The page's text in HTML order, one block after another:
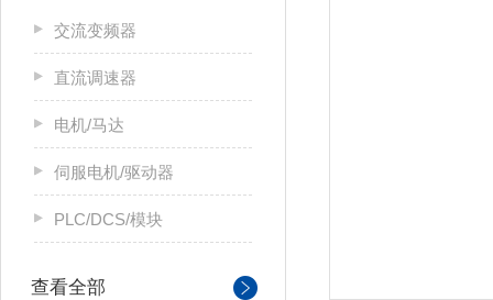
交流变频器
直流调速器
电机/马达
伺服电机/驱动器
PLC/DCS/模块
查看全部